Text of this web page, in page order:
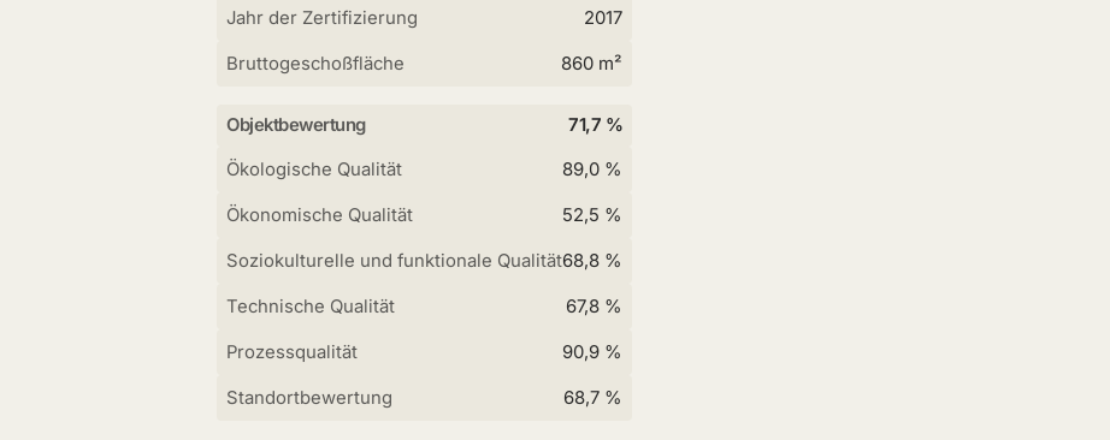
Jahr der Zertifizierung 2017
Bruttogeschoßfläche 860 m²
Objektbewertung 71,7 %
Ökologische Qualität 89,0 %
Ökonomische Qualität 52,5 %
Soziokulturelle und funktionale Qualität68,8 %
Technische Qualität 67,8 %
Prozessqualität 90,9 %
Standortbewertung 68,7 %